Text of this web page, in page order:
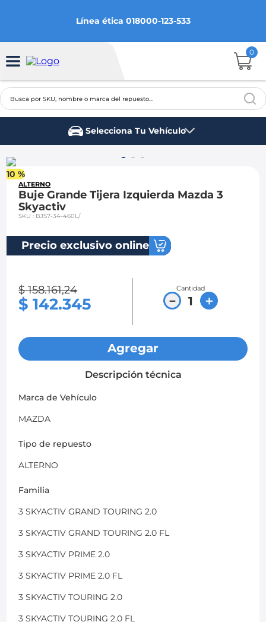
Línea ética 018000-123-533
0
Busca por SKU, nombre o marca del repuesto...
Selecciona Tu Vehículo
10 %
ALTERNO
Buje Grande Tijera Izquierda Mazda 3
Skyactiv
SKU: BJS7-34-460L/
Precio exclusivo online
$ 158.161,24
$ 142.345
Cantidad
＋
－
Agregar
Descripción técnica
Marca de Vehículo
MAZDA
Tipo de repuesto
ALTERNO
Familia
3 SKYACTIV GRAND TOURING 2.0
3 SKYACTIV GRAND TOURING 2.0 FL
3 SKYACTIV PRIME 2.0
3 SKYACTIV PRIME 2.0 FL
3 SKYACTIV TOURING 2.0
3 SKYACTIV TOURING 2.0 FL
2
3.
ford fiesta
optra
sail
chevrolet spark gt
mazda 2